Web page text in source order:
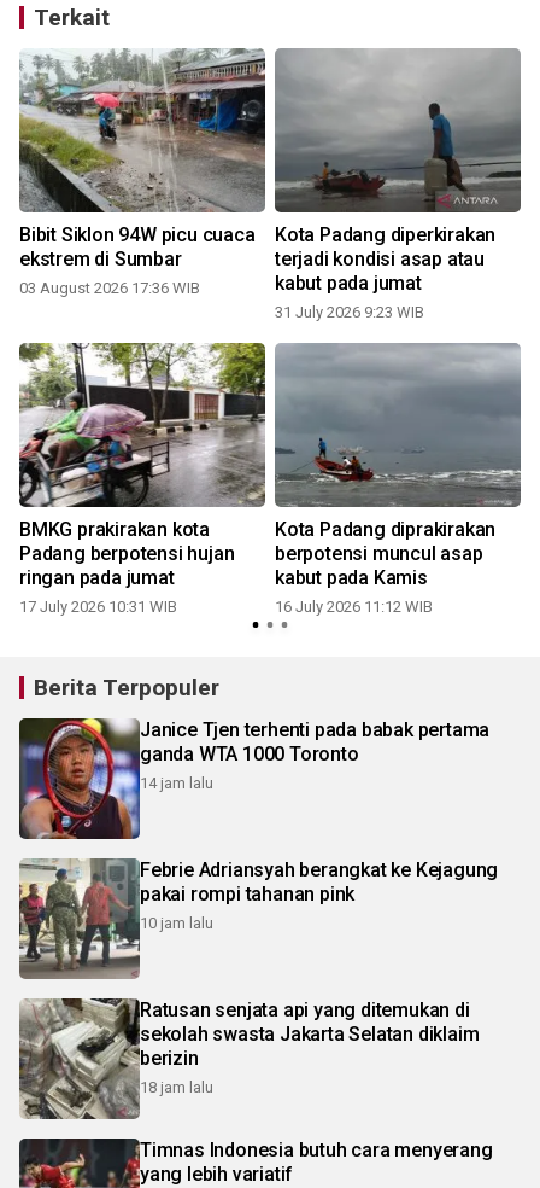
Terkait
Bibit Siklon 94W picu cuaca
ekstrem di Sumbar
03 August 2026 17:36 WIB
Kota Padang diperkirakan
terjadi kondisi asap atau
kabut pada jumat
31 July 2026 9:23 WIB
BMKG prakirakan kota
Padang berpotensi hujan
ringan pada jumat
17 July 2026 10:31 WIB
Kota Padang diprakirakan
berpotensi muncul asap
kabut pada Kamis
16 July 2026 11:12 WIB
Berita Terpopuler
Janice Tjen terhenti pada babak pertama
ganda WTA 1000 Toronto
14 jam lalu
Febrie Adriansyah berangkat ke Kejagung
pakai rompi tahanan pink
10 jam lalu
Ratusan senjata api yang ditemukan di
sekolah swasta Jakarta Selatan diklaim
berizin
18 jam lalu
Timnas Indonesia butuh cara menyerang
yang lebih variatif